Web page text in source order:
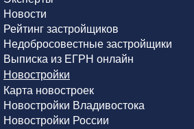
Новости
Рейтинг застройщиков
Недобросовестные застройщики
Выписка из ЕГРН онлайн
Новостройки
Карта новостроек
Новостройки Владивостока
Новостройки России